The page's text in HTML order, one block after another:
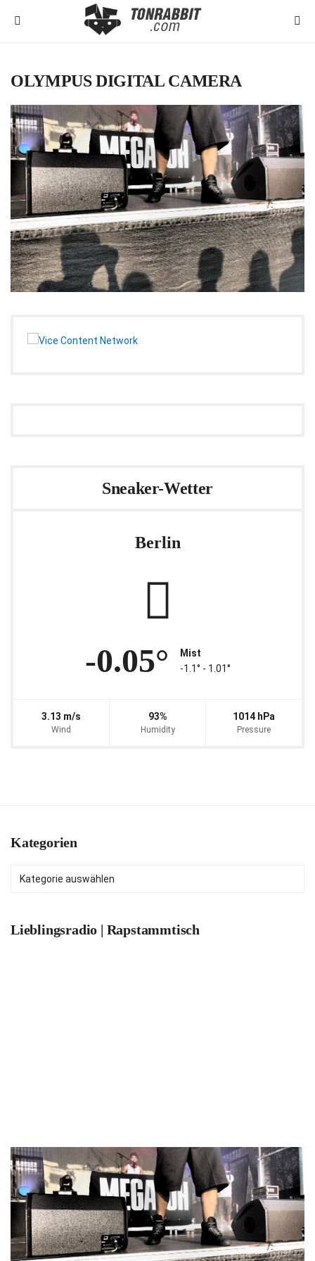
OLYMPUS DIGITAL CAMERA
Sneaker-Wetter
Berlin
-0.05°
Mist
-1.1° ‐ 1.01°
3.13 m/s
Wind
93%
Humidity
1014 hPa
Pressure
Kategorien
Lieblingsradio | Rapstammtisch